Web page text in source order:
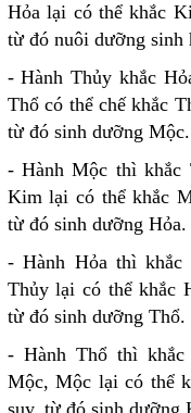
Hỏa lại có thể khắc
từ đó nuôi dưỡng sinh
- Hành Thủy khắc
Thổ có thể chế khắc
từ đó sinh dưỡng Mộc.
- Hành Mộc thì khắc
Kim lại có thể khắc
từ đó sinh dưỡng Hỏa.
- Hành Hỏa thì
Thủy lại có thể khắc
từ đó sinh dưỡng Thổ.
- Hành Thổ thì
Mộc, Mộc lại có thể